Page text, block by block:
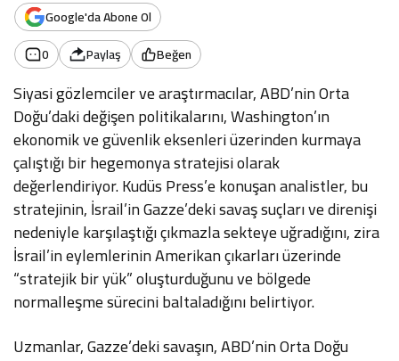
Google'da Abone Ol
0
Paylaş Beğen
Siyasi gözlemciler ve araştırmacılar, ABD’nin Orta
Doğu’daki değişen politikalarını, Washington’ın
ekonomik ve güvenlik eksenleri üzerinden kurmaya
çalıştığı bir hegemonya stratejisi olarak
değerlendiriyor. Kudüs Press’e konuşan analistler, bu
stratejinin, İsrail’in Gazze’deki savaş suçları ve direnişi
nedeniyle karşılaştığı çıkmazla sekteye uğradığını, zira
İsrail’in eylemlerinin Amerikan çıkarları üzerinde
“stratejik bir yük” oluşturduğunu ve bölgede
normalleşme sürecini baltaladığını belirtiyor.
Uzmanlar, Gazze’deki savaşın, ABD’nin Orta Doğu